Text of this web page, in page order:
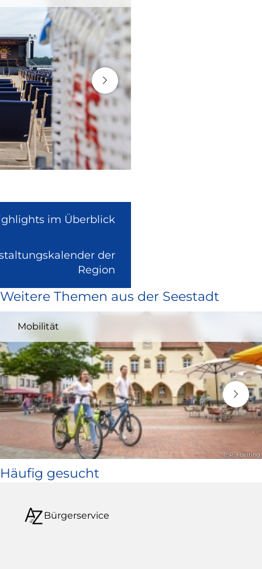
im Überblick
der
Region
extern
und
in
neuem
Fenster)
Weitere Themen aus der Seestadt
Mobilität
© P. Foelting
Häufig gesucht
Bürgerservice